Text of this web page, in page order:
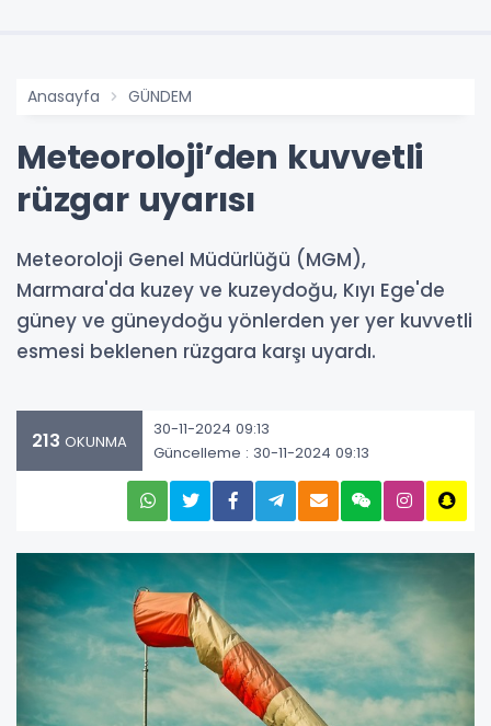
Anasayfa GÜNDEM
Meteoroloji’den kuvvetli
rüzgar uyarısı
Meteoroloji Genel Müdürlüğü (MGM),
Marmara'da kuzey ve kuzeydoğu, Kıyı Ege'de
güney ve güneydoğu yönlerden yer yer kuvvetli
esmesi beklenen rüzgara karşı uyardı.
213 OKUNMA
30-11-2024 09:13
Güncelleme : 30-11-2024 09:13